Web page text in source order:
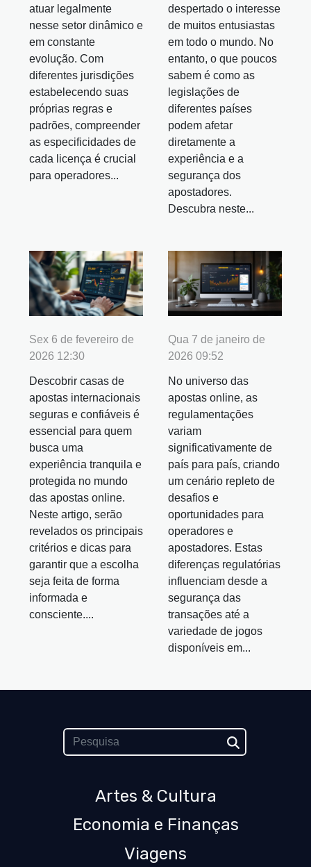
atuar legalmente
nesse setor dinâmico e
em constante
evolução. Com
diferentes jurisdições
estabelecendo suas
próprias regras e
padrões, compreender
as especificidades de
cada licença é crucial
para operadores...
despertado o interesse
de muitos entusiastas
em todo o mundo. No
entanto, o que poucos
sabem é como as
legislações de
diferentes países
podem afetar
diretamente a
experiência e a
segurança dos
apostadores.
Descubra neste...
Sex 6 de fevereiro de
2026 12:30
Descobrir casas de
apostas internacionais
seguras e confiáveis é
essencial para quem
busca uma
experiência tranquila e
protegida no mundo
das apostas online.
Neste artigo, serão
revelados os principais
critérios e dicas para
garantir que a escolha
seja feita de forma
informada e
consciente....
Qua 7 de janeiro de
2026 09:52
No universo das
apostas online, as
regulamentações
variam
significativamente de
país para país, criando
um cenário repleto de
desafios e
oportunidades para
operadores e
apostadores. Estas
diferenças regulatórias
influenciam desde a
segurança das
transações até a
variedade de jogos
disponíveis em...
Artes & Cultura
Economia e Finanças
Viagens